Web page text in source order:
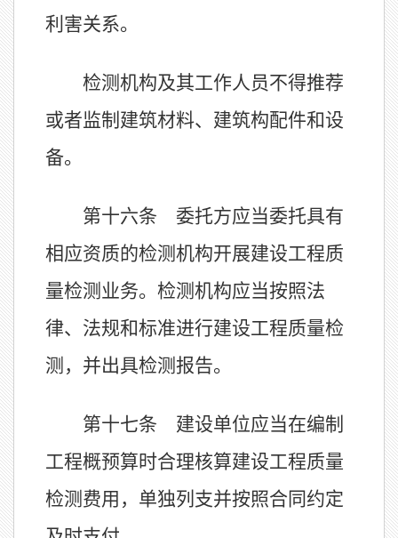
利害关系。
检测机构及其工作人员不得推荐
或者监制建筑材料、建筑构配件和设
备。
第十六条 委托方应当委托具有
相应资质的检测机构开展建设工程质
量检测业务。检测机构应当按照法
律、法规和标准进行建设工程质量检
测，并出具检测报告。
第十七条 建设单位应当在编制
工程概预算时合理核算建设工程质量
检测费用，单独列支并按照合同约定